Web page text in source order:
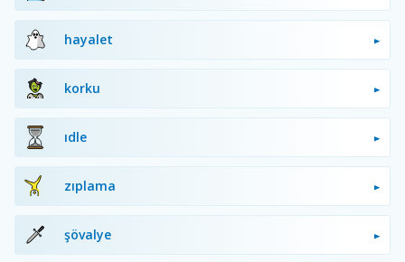
hayalet
korku
idle
zıplama
şövalye